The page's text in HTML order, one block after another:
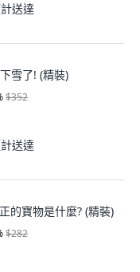
送達
雪了! (精裝)
$352
送達
的寶物是什麼? (精裝)
$282